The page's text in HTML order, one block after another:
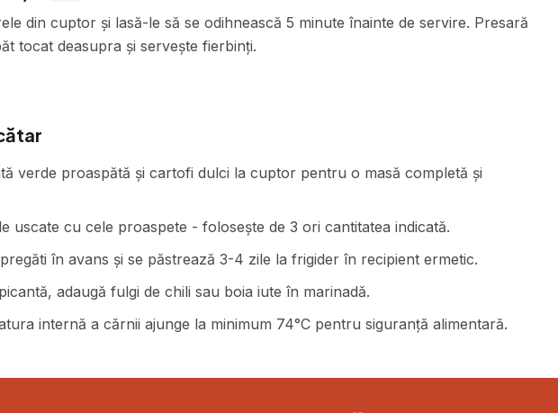
din cuptor și lasă-le să se odihnească 5 minute înainte de servire. Presară
tocat deasupra și servește fierbinți.
verde proaspătă și cartofi dulci la cuptor pentru o masă completă și
uscate cu cele proaspete - folosește de 3 ori cantitatea indicată.
în avans și se păstrează 3-4 zile la frigider în recipient ermetic.
adaugă fulgi de chili sau boia iute în marinadă.
internă a cărnii ajunge la minimum 74°C pentru siguranță alimentară.